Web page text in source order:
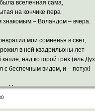
– хаос, смута, страх,
в твоих больших глазах.
вселенная сама,
на кончике пера
знакомым – Воландом – вчера.
мои сомненья в свет,
в ней квадрильоны лет –
капле, над которой грех (иль
с беспечным видом, и – потух!
в Начале выдержан и щедр,
звёзд и темень тяжких